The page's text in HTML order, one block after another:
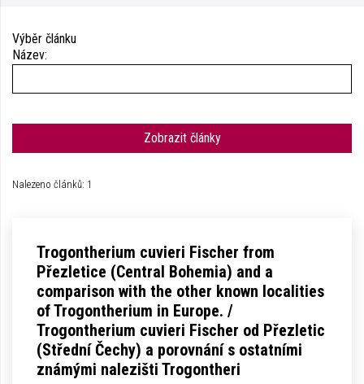
Výběr článku
Název:
Zobrazit články
Nalezeno článků: 1
Trogontherium cuvieri Fischer from
Přezletice (Central Bohemia) and a
comparison with the other known localities
of Trogontherium in Europe. /
Trogontherium cuvieri Fischer od Přezletic
(Střední Čechy) a porovnání s ostatními
známými nalezišti Trogontheri